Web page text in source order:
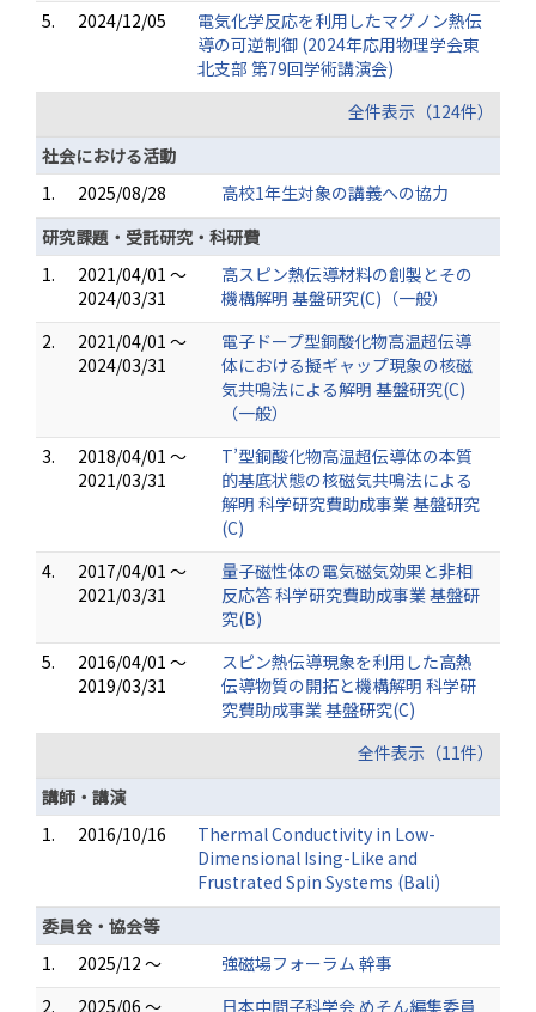
5.
2024/12/05
電気化学反応を利用したマグノン熱伝
導の可逆制御 (2024年応用物理学会東
北支部 第79回学術講演会)
全件表示（124件）
社会における活動
1.
2025/08/28
高校1年生対象の講義への協力
研究課題・受託研究・科研費
1.
2021/04/01 ～
2024/03/31
高スピン熱伝導材料の創製とその
機構解明 基盤研究(C)（一般）
2.
2021/04/01 ～
2024/03/31
電子ドープ型銅酸化物高温超伝導
体における擬ギャップ現象の核磁
気共鳴法による解明 基盤研究(C)
（一般）
3.
2018/04/01 ～
2021/03/31
T’型銅酸化物高温超伝導体の本質
的基底状態の核磁気共鳴法による
解明 科学研究費助成事業 基盤研究
(C)
4.
2017/04/01 ～
2021/03/31
量子磁性体の電気磁気効果と非相
反応答 科学研究費助成事業 基盤研
究(B)
5.
2016/04/01 ～
2019/03/31
スピン熱伝導現象を利用した高熱
伝導物質の開拓と機構解明 科学研
究費助成事業 基盤研究(C)
全件表示（11件）
講師・講演
1.
2016/10/16
Thermal Conductivity in Low-
Dimensional Ising-Like and
Frustrated Spin Systems (Bali)
委員会・協会等
1.
2025/12 ～
強磁場フォーラム 幹事
2.
2025/06 ～ 日本中間子科学会 めそん編集委員